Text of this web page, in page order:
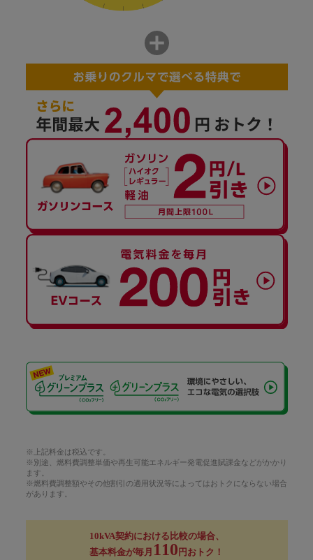
※上記料金は税込です。
※別途、燃料費調整単価や再生可能エネルギー発電促進賦課金などがかかり
ます。
※燃料費調整額やその他割引の適用状況等によってはおトクにならない場合
があります。
10kVA契約における比較の場合、
基本料金が毎月 110 円おトク！